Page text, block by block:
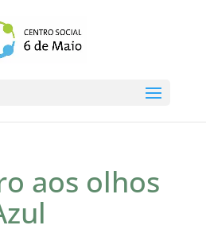
aos olhos